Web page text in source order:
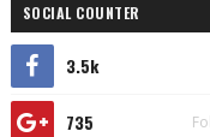
SOCIAL COUNTER
3.5k
735